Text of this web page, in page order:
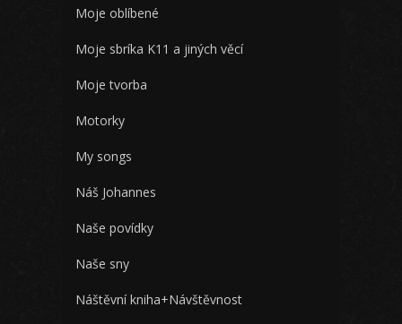
Moje oblíbené
Moje sbríka K11 a jiných věcí
Moje tvorba
Motorky
My songs
Náš Johannes
Naše povídky
Naše sny
Náštěvní kniha+Návštěvnost